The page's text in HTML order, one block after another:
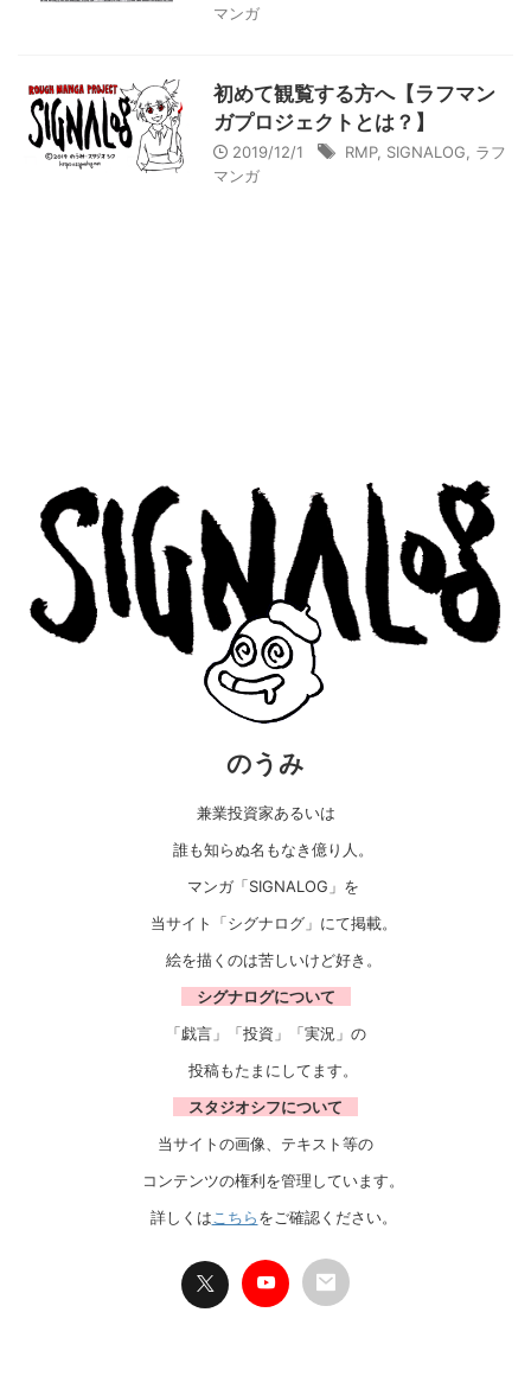
マンガ
初めて観覧する方へ【ラフマン
ガプロジェクトとは？】
2019/12/1 RMP, SIGNALOG
ラフ
マンガ
のうみ
兼業投資家あるいは
誰も知らぬ名もなき億り人。
マンガ「SIGNALOG」を
当サイト「シグナログ」にて掲載。
絵を描くのは苦しいけど好き。
シグナログについて
「戯言」「投資」「実況」の
投稿もたまにしてます。
スタジオシフについて
当サイトの画像、テキスト等の
コンテンツの権利を管理しています。
詳しくは こちらをご確認ください。